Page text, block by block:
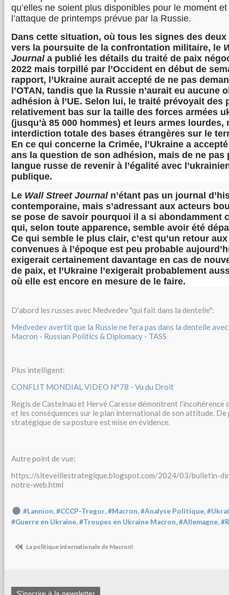
qu’elles ne soient plus disponibles pour le moment
l’attaque de printemps prévue par la Russie.
Dans cette situation, où tous les signes des
vers la poursuite de la confrontation militaire, le
Journal a publié les détails du traité de paix
2022 mais torpillé par l’Occident en début de
rapport, l’Ukraine aurait accepté de ne pas
l’OTAN, tandis que la Russie n’aurait eu aucune
adhésion à l’UE. Selon lui, le traité prévoyait des
relativement bas sur la taille des forces armées
(jusqu’à 85 000 hommes) et leurs armes
interdiction totale des bases étrangères sur le
En ce qui concerne la Crimée, l’Ukraine a
ans la question de son adhésion, mais de ne pas
langue russe de revenir à l’égalité avec
publique.
Le Wall Street Journal n’étant pas un journal
contemporaine, mais s’adressant aux acteurs
se pose de savoir pourquoi il a si abondamment
qui, selon toute apparence, semble avoir été
Ce qui semble le plus clair, c’est qu’un retour
convenues à l’époque est peu probable
exigerait certainement davantage en cas de
de paix, et l’Ukraine l’exigerait probablement
où elle est encore en mesure de le faire.
D'abord les russes avec Medvedev "qui fait dans la dentelle":
Medvedev avertit que la Russie ne fera pas dans la dentelle
Macron - Russian Politics & Diplomacy - TASS
Plus intelligent:
CONFLIT MONDIAL VIDEO N°78 - Vu du Droit
Regis de Castelnau et Hervé Caresse démontrent l'incohérence
et les conséquences sur le plan international de son attitude. De
stratégique de sa posture est mise en évidence.
Autre point de vue:
https://siteveillestrategique.blogspot.com/2024/03/bulletin-
notre-web.html
#Lannion,#CCCP-Tregor,#Macron,#Analyse Politique,
#Guerre en Ukraine,#Troupes en Ukraine Macron,#Allemagne,
La politique internationale de Macron!
S'inscrire à la newsletter